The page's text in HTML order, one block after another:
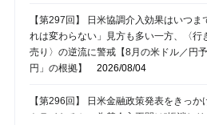
【第297回】 日米協調介入効果はいつ
れは変わらない」見方も多い一方、〈行
売り〉の逆流に警戒【8月の米ドル／円
円」の根拠】
2026/08/04
【第296回】 日米金融政策発表をきっか
トライなるか…為替介入再開は“帳消し